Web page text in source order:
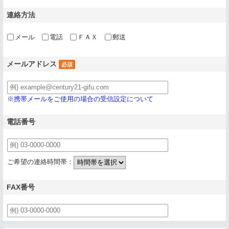
連絡方法
メール 電話 ＦＡＸ 郵送
メールアドレス 必須
※携帯メールをご使用の場合の受信設定について
電話番号
ご希望の連絡時間帯：
FAX番号